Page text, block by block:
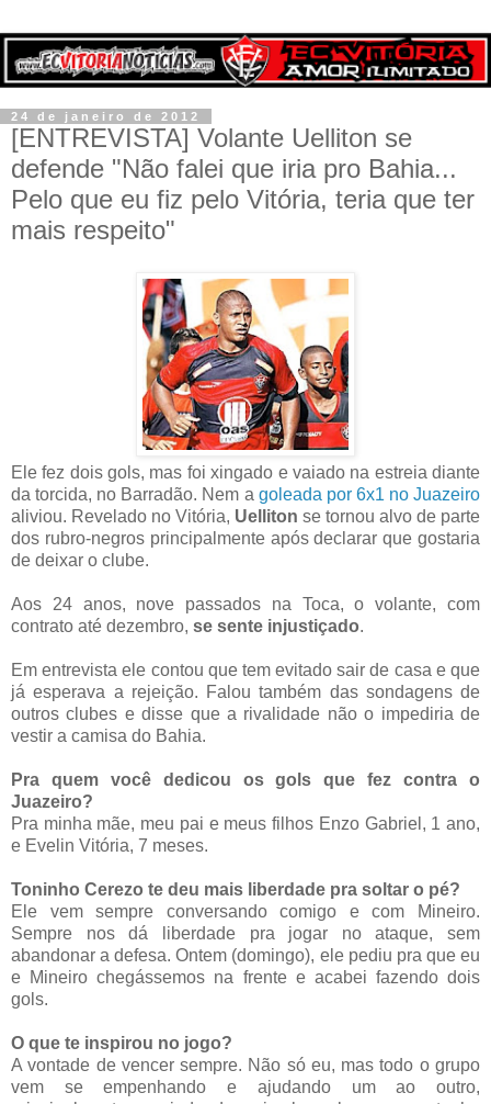
24 de janeiro de 2012
[ENTREVISTA] Volante Uelliton se
defende "Não falei que iria pro Bahia...
Pelo que eu fiz pelo Vitória, teria que ter
mais respeito"
Ele fez dois gols, mas foi xingado e vaiado na estreia diante
da torcida, no Barradão. Nem a goleada por 6x1 no Juazeiro
aliviou. Revelado no Vitória, Uelliton se tornou alvo de parte
dos rubro-negros principalmente após declarar que gostaria
de deixar o clube.
Aos 24 anos, nove passados na Toca, o volante, com
contrato até dezembro, se sente injustiçado.
Em entrevista ele contou que tem evitado sair de casa e que
já esperava a rejeição. Falou também das sondagens de
outros clubes e disse que a rivalidade não o impediria de
vestir a camisa do Bahia.
Pra quem você dedicou os gols que fez contra o
Juazeiro?
Pra minha mãe, meu pai e meus filhos Enzo Gabriel, 1 ano,
e Evelin Vitória, 7 meses.
Toninho Cerezo te deu mais liberdade pra soltar o pé?
Ele vem sempre conversando comigo e com Mineiro.
Sempre nos dá liberdade pra jogar no ataque, sem
abandonar a defesa. Ontem (domingo), ele pediu pra que eu
e Mineiro chegássemos na frente e acabei fazendo dois
gols.
O que te inspirou no jogo?
A vontade de vencer sempre. Não só eu, mas todo o grupo
vem se empenhando e ajudando um ao outro,